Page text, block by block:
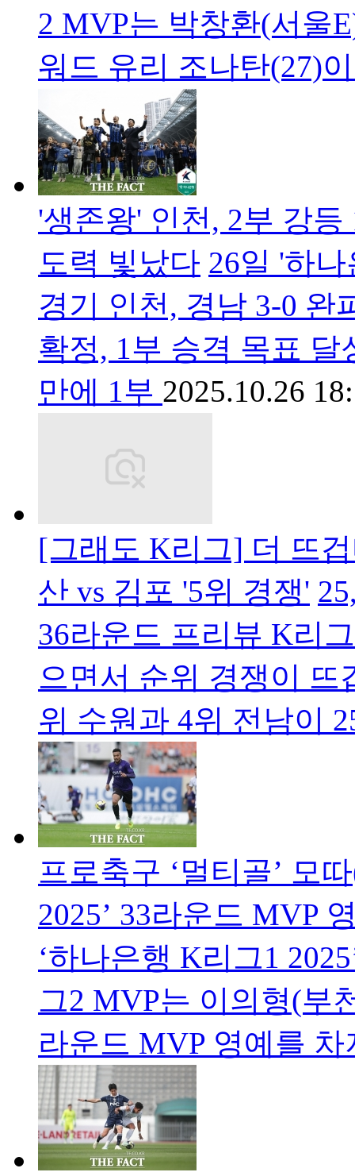
2 MVP는 박창환(서울
워드 유리 조나탄(27)
'생존왕' 인천, 2부 강
도력 빛났다 26일 '하
경기 인천, 경남 3-0 완
확정, 1부 승격 목표
만에 1부 2025.10.26
[그래도 K리그] 더 뜨
산 vs 김포 '5위 경쟁'
36라운드 프리뷰 K리
으면서 순위 경쟁이 뜨
위 수원과 4위 전남이
프로축구 ‘멀티골’ 모
2025’ 33라운드 MVP
‘하나은행 K리그1
그2 MVP는 이의형(부
라운드 MVP 영예를 차